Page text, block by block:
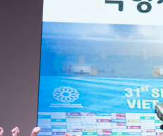
학교 CI
교직원현황
학생현황
위치/전화
전경사진